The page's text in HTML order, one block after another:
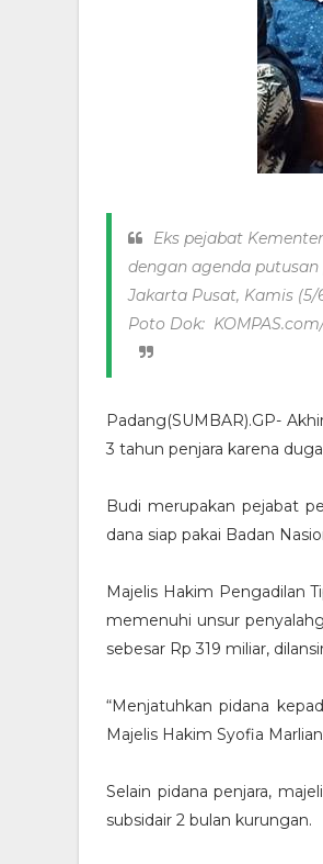
Eks pejabat
dengan agenda
Jakarta Pusat, Kamis (5/
Poto Dok:
Padang(SUMBAR).GP-
3 tahun penjara karena
Budi merupakan pejabat
dana siap pakai Badan
Majelis Hakim Pengadilan
memenuhi unsur
sebesar Rp 319 miliar,
“Menjatuhkan pidana
Majelis Hakim Syofia
Selain pidana penjara,
subsidair 2 bulan kurungan.